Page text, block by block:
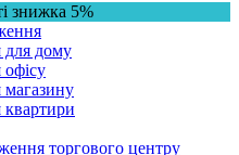
знижка 5%
для дому
магазину
квартири
торгового центру